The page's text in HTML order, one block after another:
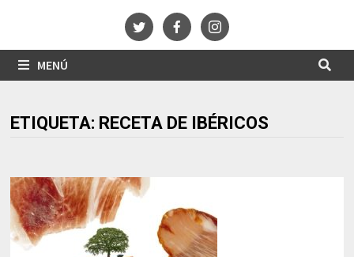
MENÚ
ETIQUETA: RECETA DE IBÉRICOS